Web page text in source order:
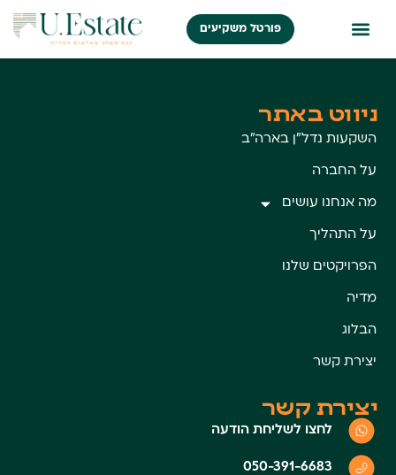
פורטל משקיעים
ניווט באתר
השקעות נדל״ן בארה״ב
על החברה
מה אנחנו עושים
על התהליך
הפרויקטים שלנו
מדיה
הבלוג
יצירת קשר
יצירת קשר
לחצו לשליחת הודעה
050-391-6683